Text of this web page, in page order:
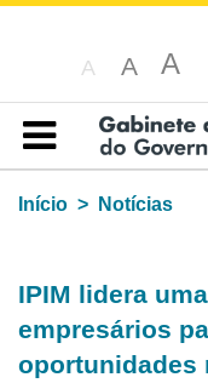
A A A
Índice
Início
Notícias
IPIM lidera
empresários
oportunidades